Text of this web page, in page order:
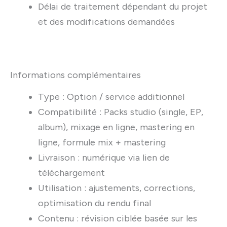
Délai de traitement dépendant du projet
et des modifications demandées
Informations complémentaires
Type : Option / service additionnel
Compatibilité : Packs studio (single, EP,
album), mixage en ligne, mastering en
ligne, formule mix + mastering
Livraison : numérique via lien de
téléchargement
Utilisation : ajustements, corrections,
optimisation du rendu final
Contenu : révision ciblée basée sur les